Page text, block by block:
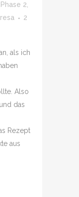
Phase 2,
2
als ich
Also
das
Rezept
aus